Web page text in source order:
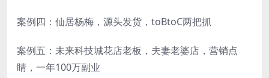
案例四：仙居杨梅，源头发货，toBtoC两把抓
案例五：未来科技城花店老板，夫妻老婆店，营销点
睛，一年100万副业